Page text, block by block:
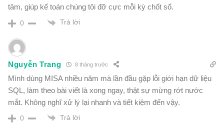
tâm, giúp kế toán chúng tôi đỡ cực mỗi kỳ chốt sổ.
0 Trả lời
Nguyễn Trang 8 tháng trước
Mình dùng MISA nhiều năm mà lần đầu gặp lỗi giới hạn dữ liệu
SQL, làm theo bài viết là xong ngay, thật sự mừng rớt nước
mắt. Không nghĩ xử lý lại nhanh và tiết kiệm đến vậy.
0 Trả lời